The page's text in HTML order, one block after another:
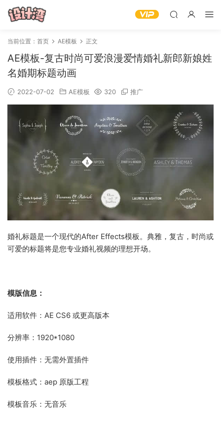
当前位置： 首页 AE模板 正文
AE模板-复古时尚可爱浪漫爱情婚礼新郎新娘姓
名婚期标题动画
2022-07-02 AE模板 320 推广
婚礼标题是一个现代的After Effects模板。 典雅，复古，时尚或
可爱的标题将是您专业婚礼视频的理想开场。
模版信息：
适用软件：AE CS6 或更高版本
分辨率：1920*1080
使用插件：无需外置插件
模板格式：aep 原版工程
模板音乐：无音乐